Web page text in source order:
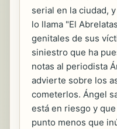
serial en la ciudad,
lo llama "El
genitales de sus
siniestro que ha
notas al periodista
advierte sobre los
cometerlos. Ángel
está en riesgo y
punto menos que